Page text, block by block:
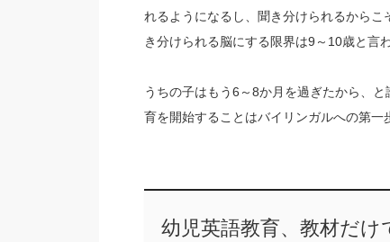
れるようになるし、聞き分けられるから
き分けられる脳にする限界は9～10歳と言
うちの子はもう6～8か月を過ぎたから、
育を開始することはバイリンガルへの第一
幼児英語教育、教材だ